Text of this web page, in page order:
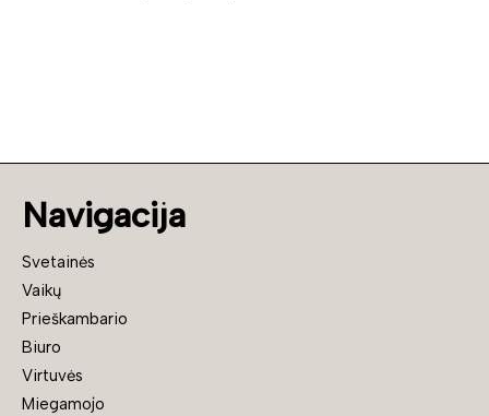
Navigacija
Svetainės
Vaikų
Prieškambario
Biuro
Virtuvės
Miegamojo